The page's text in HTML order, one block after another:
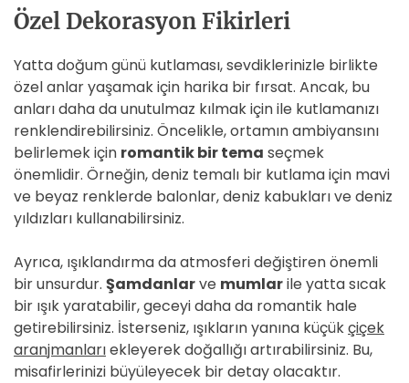
Özel Dekorasyon Fikirleri
Yatta doğum günü kutlaması, sevdiklerinizle birlikte
özel anlar yaşamak için harika bir fırsat. Ancak, bu
anları daha da unutulmaz kılmak için ile kutlamanızı
renklendirebilirsiniz. Öncelikle, ortamın ambiyansını
belirlemek için romantik bir tema seçmek
önemlidir. Örneğin, deniz temalı bir kutlama için mavi
ve beyaz renklerde balonlar, deniz kabukları ve deniz
yıldızları kullanabilirsiniz.
Ayrıca, ışıklandırma da atmosferi değiştiren önemli
bir unsurdur. Şamdanlarve mumlarile yatta sıcak
bir ışık yaratabilir, geceyi daha da romantik hale
getirebilirsiniz. İsterseniz, ışıkların yanına küçükçiçek
aranjmanlarıekleyerek doğallığı artırabilirsiniz. Bu,
misafirlerinizi büyüleyecek bir detay olacaktır.